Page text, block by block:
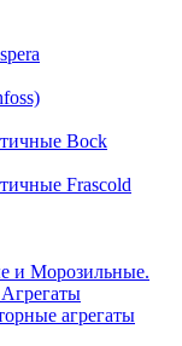
Bock
Frascold
и Морозильные.
агрегаты